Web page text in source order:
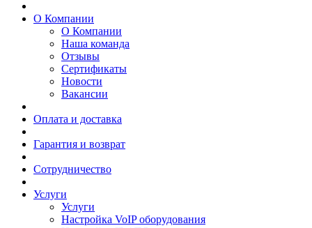
О Компании
О Компании
Наша команда
Отзывы
Сертификаты
Новости
Вакансии
Оплата и доставка
Гарантия и возврат
Сотрудничество
Услуги
Услуги
Настройка VoIP оборудования